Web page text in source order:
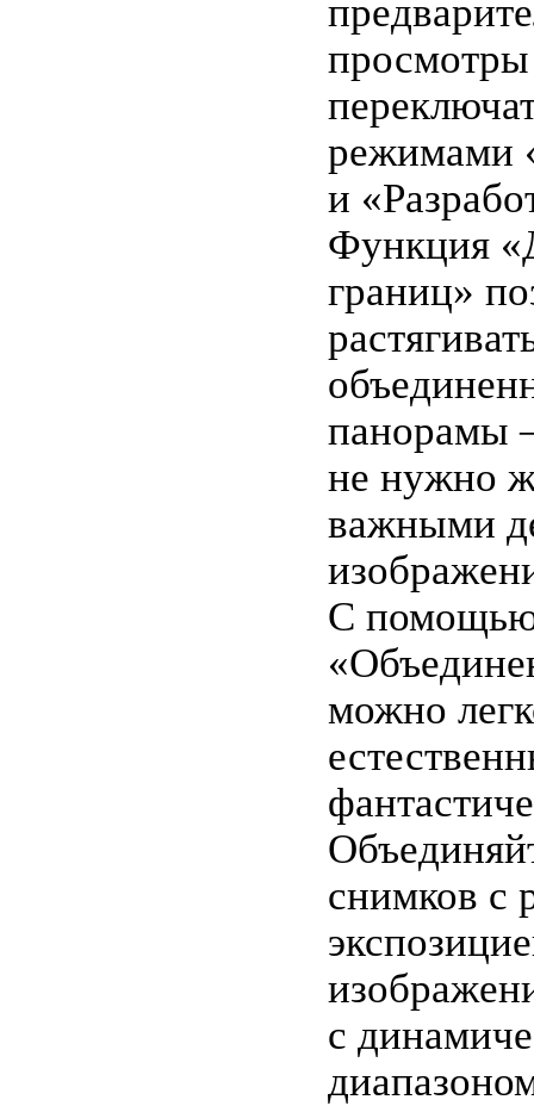
режимами
и
Функция
границ»
панорамы
не нужно
важными
С
можно
снимков с
с